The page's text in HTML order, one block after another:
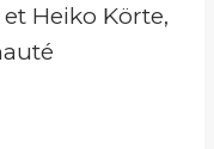
Heiko Körte,